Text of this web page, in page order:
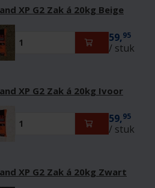
XP G2 Zak á 20kg Beige
59,95
/ stuk
XP G2 Zak á 20kg Ivoor
59,95
/ stuk
XP G2 Zak á 20kg Zwart